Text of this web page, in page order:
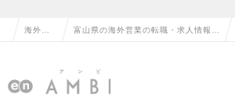
海外営 富山県の海外営業の転職・求人情報一